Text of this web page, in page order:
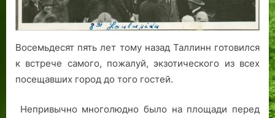
Восемьдесят пять лет тому назад Таллинн готовился
к встрече самого, пожалуй, экзотического из всех
посещавших город до того гостей.
Непривычно многолюдно было на площади перед